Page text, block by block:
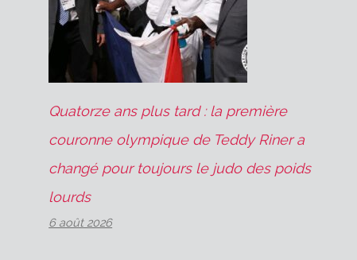
Quatorze ans plus tard : la première
couronne olympique de Teddy Riner a
changé pour toujours le judo des poids
lourds
6 août 2026